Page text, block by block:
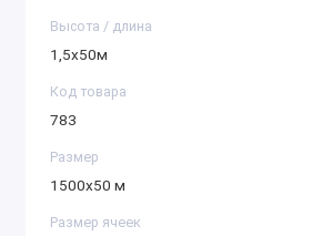
Высота / длина
1,5х50м
Код товара
783
Размер
1500х50 м
Размер ячеек